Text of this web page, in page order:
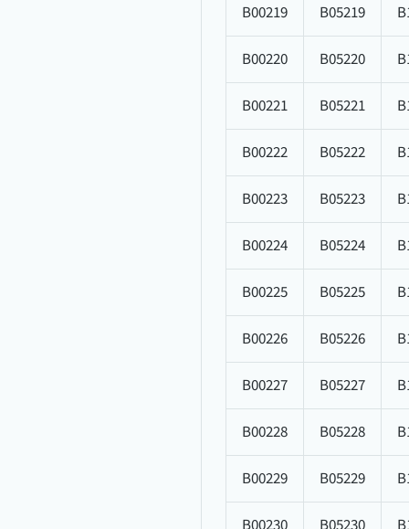
B00219 B05219
B00220 B05220
B00221 B05221
B00222 B05222
B00223 B05223
B00224 B05224
B00225 B05225
B00226 B05226
B00227 B05227
B00228 B05228
B00229 B05229